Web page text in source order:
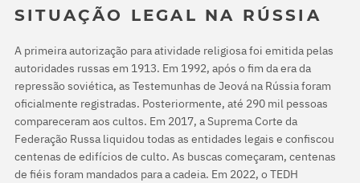
SITUAÇÃO LEGAL NA RÚSSIA
A primeira autorização para atividade religiosa foi emitida pelas
autoridades russas em 1913. Em 1992, após o fim da era da
repressão soviética, as Testemunhas de Jeová na Rússia foram
oficialmente registradas. Posteriormente, até 290 mil pessoas
compareceram aos cultos. Em 2017, a Suprema Corte da
Federação Russa liquidou todas as entidades legais e confiscou
centenas de edifícios de culto. As buscas começaram, centenas
de fiéis foram mandados para a cadeia. Em 2022, o TEDH